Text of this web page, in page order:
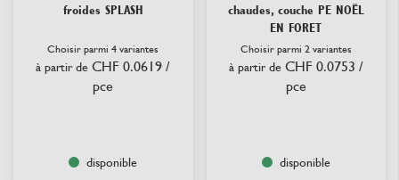
froides SPLASH
Choisir parmi 4 variantes
à partir de CHF 0.0619 /
pce
disponible
chaudes, couche PE NOËL
EN FORET
Choisir parmi 2 variantes
à partir de CHF 0.0753 /
pce
disponible